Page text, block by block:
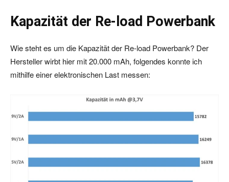
Kapazität der Re-load Powerbank
Wie steht es um die Kapazität der Re-load Powerbank? Der
Hersteller wirbt hier mit 20.000 mAh, folgendes konnte ich
mithilfe einer elektronischen Last messen: